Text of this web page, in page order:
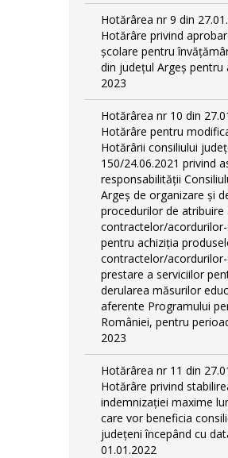
Hotărârea nr 9 din
Hotărâre privind
școlare pentru
din județul Argeș pentru
2023
Hotărârea nr 10 din
Hotărâre pentru
Hotărârii consiliului
150/24.06.2021 privind
responsabilității
Argeș de organizare şi
procedurilor de atribuire
contractelor/
pentru achiziţia
contractelor/
prestare a serviciilor
derularea măsurilor
aferente Programului
României, pentru
2023
Hotărârea nr 11 din
Hotărâre privind
indemnizației maxime
care vor beneficia
județeni începând cu
01.01.2022